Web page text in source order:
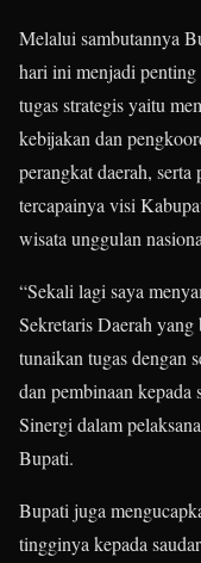
Melalui sambutannya
hari ini menjadi penting
tugas strategis yaitu
kebijakan dan
perangkat daerah,
tercapainya visi
wisata unggulan
“Sekali lagi saya
Sekretaris Daerah
tunaikan tugas dengan
dan pembinaan
Sinergi dalam
Bupati.
Bupati juga
tingginya kepada